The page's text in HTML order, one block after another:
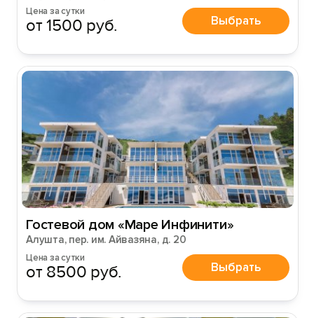
Цена за сутки
от 1500 руб. Выбрать
Гостевой дом «Маре Инфинити»
Алушта, пер. им. Айвазяна, д. 20
Цена за сутки
от 8500 руб. Выбрать